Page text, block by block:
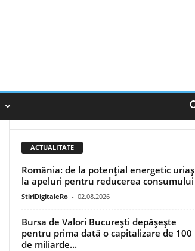
ACTUALITATE
România: de la potențial energetic uriaș
la apeluri pentru reducerea consumului
StiriDigitaleRo - 02.08.2026
Bursa de Valori București depășește
pentru prima dată o capitalizare de 100
de miliarde...